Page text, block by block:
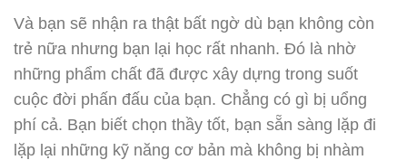
Và bạn sẽ nhận ra thật bất ngờ dù bạn không còn
trẻ nữa nhưng bạn lại học rất nhanh. Đó là nhờ
những phẩm chất đã được xây dựng trong suốt
cuộc đời phấn đấu của bạn. Chẳng có gì bị uổng
phí cả. Bạn biết chọn thầy tốt, bạn sẵn sàng lặp đi
lặp lại những kỹ năng cơ bản mà không bị nhàm